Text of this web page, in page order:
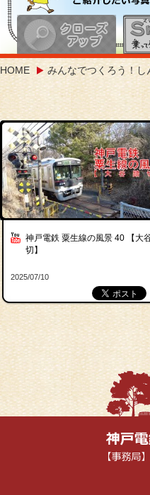
HOME みんなでつくろう！し
神戸電鉄 粟生線の風景 40 【大
切】
2025/07/10